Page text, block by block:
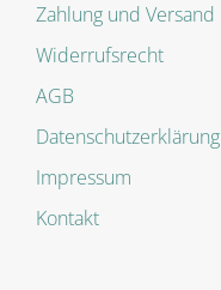
Zahlung und Versand
Widerrufsrecht
AGB
Datenschutzerklärung
Impressum
Kontakt